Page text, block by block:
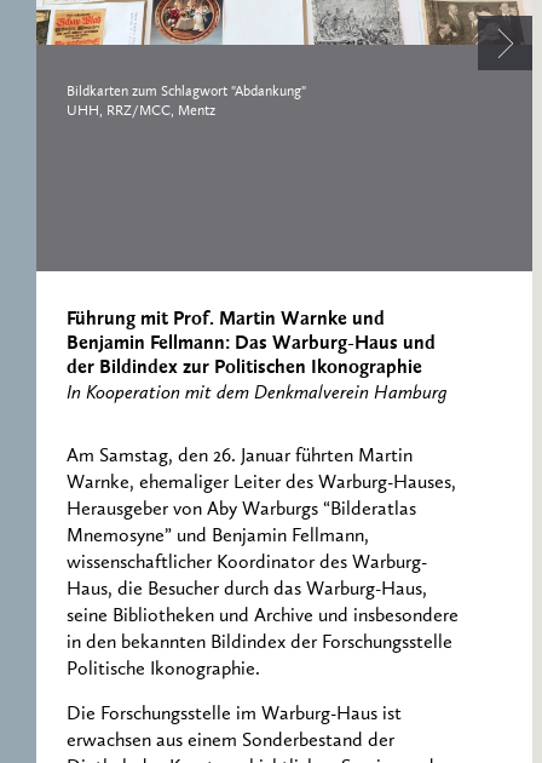
FOR POLITICAL
ICONOGRAPHY
ERNST CASSIRER
CENTRE 1997-2007
RECORDS
Bildkarten zum Schlagwort "Abdankung"
UHH, RRZ/MCC, Mentz
Führung mit Prof. Martin Warnke und
Benjamin Fellmann: Das Warburg-Haus und
der Bildindex zur Politischen Ikonographie
In Kooperation mit dem Denkmalverein Hamburg
Am Samstag, den 26. Januar führten Martin
Warnke, ehemaliger Leiter des Warburg-Hauses,
Herausgeber von Aby Warburgs “Bilderatlas
Mnemosyne” und Benjamin Fellmann,
wissenschaftlicher Koordinator des Warburg-
Haus, die Besucher durch das Warburg-Haus,
seine Bibliotheken und Archive und insbesondere
in den bekannten Bildindex der Forschungsstelle
Politische Ikonographie.
Die Forschungsstelle im Warburg-Haus ist
erwachsen aus einem Sonderbestand der